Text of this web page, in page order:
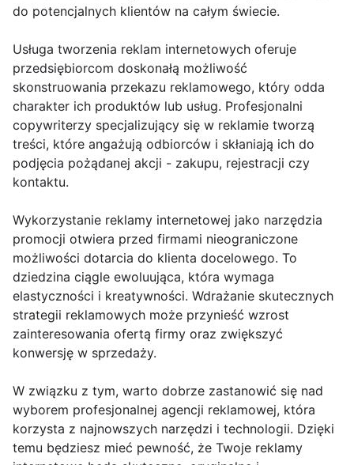
do potencjalnych klientów na całym świecie.
Usługa tworzenia reklam internetowych oferuje
przedsiębiorcom doskonałą możliwość
skonstruowania przekazu reklamowego, który odda
charakter ich produktów lub usług. Profesjonalni
copywriterzy specjalizujący się w reklamie tworzą
treści, które angażują odbiorców i skłaniają ich do
podjęcia pożądanej akcji - zakupu, rejestracji czy
kontaktu.
Wykorzystanie reklamy internetowej jako narzędzia
promocji otwiera przed firmami nieograniczone
możliwości dotarcia do klienta docelowego. To
dziedzina ciągle ewoluująca, która wymaga
elastyczności i kreatywności. Wdrażanie skutecznych
strategii reklamowych może przynieść wzrost
zainteresowania ofertą firmy oraz zwiększyć
konwersję w sprzedaży.
W związku z tym, warto dobrze zastanowić się nad
wyborem profesjonalnej agencji reklamowej, która
korzysta z najnowszych narzędzi i technologii. Dzięki
temu będziesz mieć pewność, że Twoje reklamy